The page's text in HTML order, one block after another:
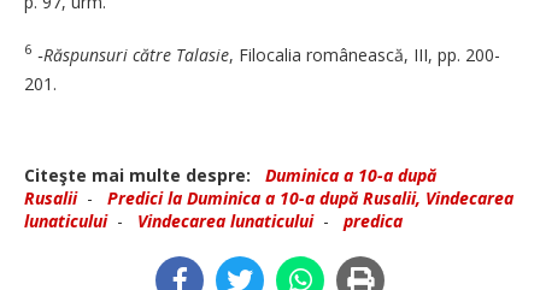
6 ‑Răspunsuri către Talasie, Fi­localia românească, III, pp. 200-
201.
Citeşte mai multe despre:
Duminica a 10-a după
Rusalii- Predici la Duminica a 10-a după Rusalii, Vindecarea
lunaticului- Vindecarea lunaticului- predica